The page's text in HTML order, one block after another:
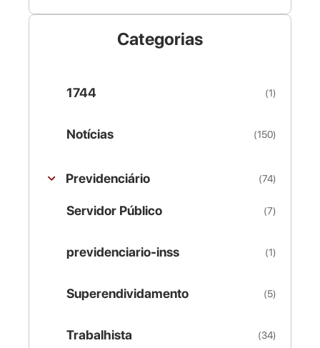
Categorias
1744 (1)
Notícias (150)
Previdenciário (74)
Servidor Público (7)
previdenciario-inss (1)
Superendividamento (5)
Trabalhista (34)